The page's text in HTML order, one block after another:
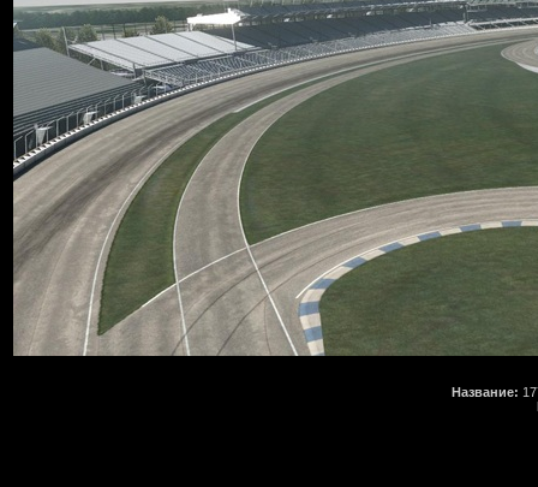
Название: